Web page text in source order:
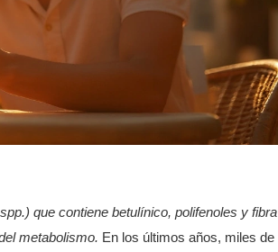
) que contiene betulínico, polifenoles y fibra
metabolismo. En los últimos años, miles de